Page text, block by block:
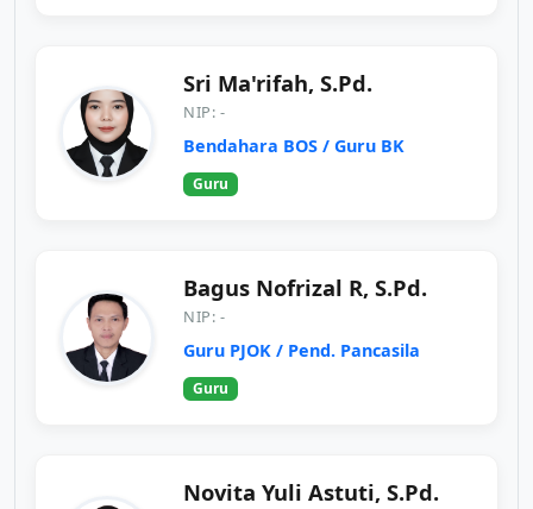
Sri Ma'rifah, S.Pd.
NIP: -
Bendahara BOS / Guru BK
Guru
Bagus Nofrizal R, S.Pd.
NIP: -
Guru PJOK / Pend. Pancasila
Guru
Novita Yuli Astuti, S.Pd.